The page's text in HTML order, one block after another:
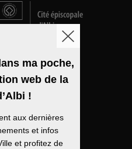
légales
ma poche,
web de la
!
aux dernières
et infos
et profitez de